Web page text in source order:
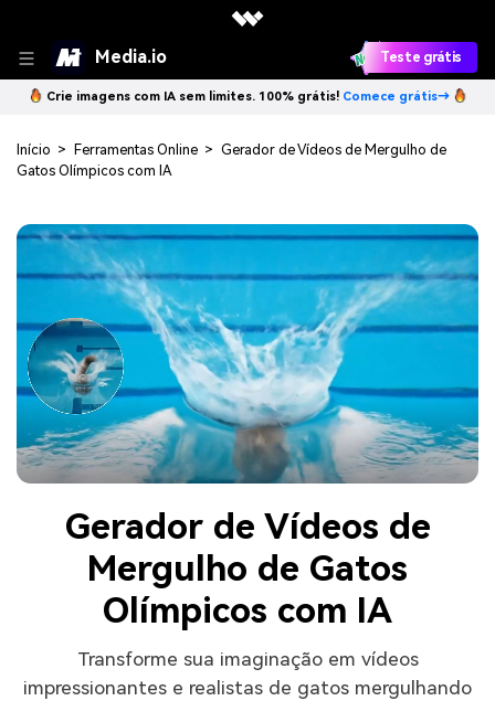
Media.io Teste grátis
Crie imagens com IA sem limites. 100% grátis! Comece grátis→
Início > Ferramentas Online > Gerador de Vídeos de Mergulho de
Gatos Olímpicos com IA
Gerador de Vídeos de
Mergulho de Gatos
Olímpicos com IA
Transforme sua imaginação em vídeos
impressionantes e realistas de gatos mergulhando